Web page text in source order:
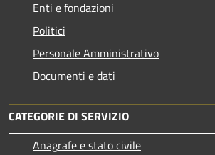
Enti e fondazioni
Politici
Personale Amministrativo
Documenti e dati
CATEGORIE DI SERVIZIO
Anagrafe e stato civile